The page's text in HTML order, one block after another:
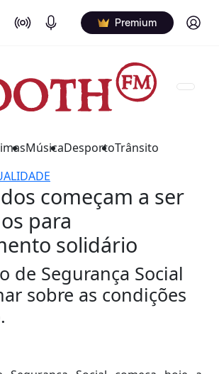
On Air Podcasts Premium Log in
MúsicaDesportoTrânsito
começam a ser
para
solidário
de Segurança Social
sobre as condições